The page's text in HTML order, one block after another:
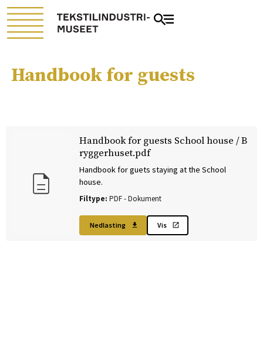
Handbook for guests
Handbook for guests School house / B
ryggerhuset.pdf
Handbook for guets staying at the School
house.
Filtype: PDF -Dokument
Nedlasting Vis